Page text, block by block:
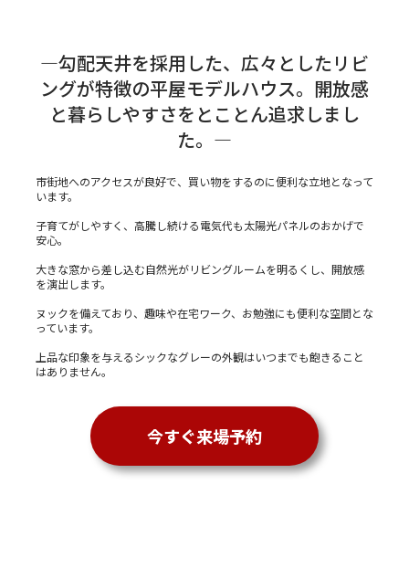
―勾配天井を採用した、広々としたリビ
ングが特徴の平屋モデルハウス。開放感
と暮らしやすさをとことん追求しまし
た。―
市街地へのアクセスが良好で、買い物をするのに便利な立地となって
います。
子育てがしやすく、高騰し続ける電気代も太陽光パネルのおかげで
安心。
大きな窓から差し込む自然光がリビングルームを明るくし、開放感
を演出します。
ヌックを備えており、趣味や在宅ワーク、お勉強にも便利な空間とな
っています。
上品な印象を与えるシックなグレーの外観はいつまでも飽きること
はありません。
今すぐ来場予約